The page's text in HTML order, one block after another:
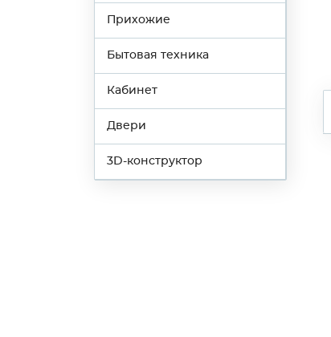
Прихожие
Бытовая техника
Кабинет
Двери
3D-конструктор